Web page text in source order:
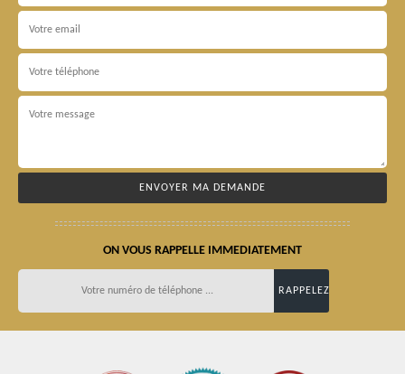
ON VOUS RAPPELLE IMMEDIATEMENT